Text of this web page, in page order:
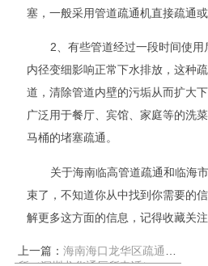
塞，一般采用管道疏通机直接疏通
2、有些管道经过一段时间使
内径变细影响正常下水排放，这种
道，清除管道内壁的污垢从而扩大
广泛用于餐厅、宾馆、家庭等的洗
马桶的堵塞疏通。
关于海南临高管道疏通和临海
束了，不知道你从中找到你需要的
解更多这方面的信息，记得收藏关注
上一篇：海南海口龙华区疏通厕